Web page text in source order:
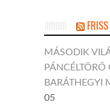
MÁSODIK
PÁNCÉLTÖRŐ
BARÁTHEGYI
05